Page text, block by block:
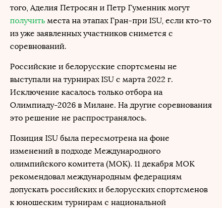
того, Аделия Петросян и Петр Гуменник могут
получить места на этапах Гран-при ISU, если кто-то
из уже заявленных участников снимется с
соревнований.
Российские и белорусские спортсмены не
выступали на турнирах ISU с марта 2022 г.
Исключение касалось только отбора на
Олимпиаду-2026 в Милане. На другие соревнования
это решение не распространялось.
Позиция ISU была пересмотрена на фоне
изменений в подходе Международного
олимпийского комитета (МОК). 11 декабря МОК
рекомендовал международным федерациям
допускать российских и белорусских спортсменов
к юношеским турнирам с национальной